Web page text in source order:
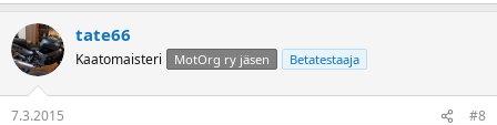
tate66
Kaatomaisteri MotOrg ry jäsen Betatestaaja
7.3.2015 #8